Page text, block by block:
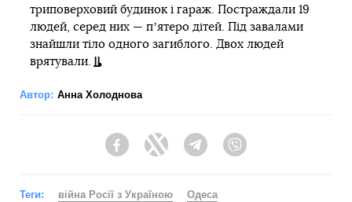
триповерховий будинок і гараж. Постраждали 19
людей, серед них — пʼятеро дітей. Під завалами
знайшли тіло одного загиблого. Двох людей
врятували.
Автор: Анна Холоднова
FacebookTwitter Telegram
Теги: війна Росії з Україною Одеса